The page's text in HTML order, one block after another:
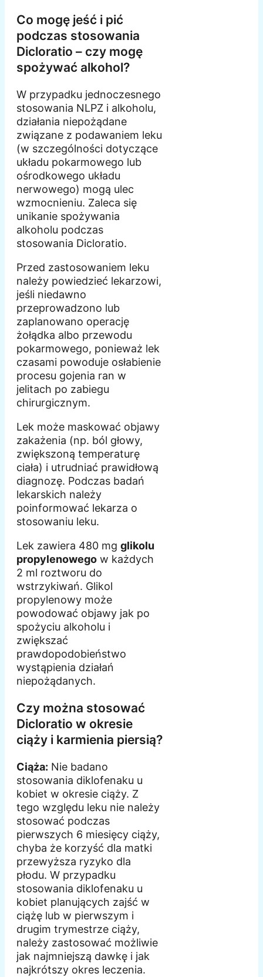
Co mogę jeść i pić
podczas stosowania
Dicloratio – czy mogę
spożywać alkohol?
W przypadku jednoczesnego
stosowania NLPZ i alkoholu,
działania niepożądane
związane z podawaniem leku
(w szczególności dotyczące
układu pokarmowego lub
ośrodkowego układu
nerwowego) mogą ulec
wzmocnieniu. Zaleca się
unikanie spożywania
alkoholu podczas
stosowania Dicloratio.
Przed zastosowaniem leku
należy powiedzieć lekarzowi,
jeśli niedawno
przeprowadzono lub
zaplanowano operację
żołądka albo przewodu
pokarmowego, ponieważ lek
czasami powoduje osłabienie
procesu gojenia ran w
jelitach po zabiegu
chirurgicznym.
Lek może maskować objawy
zakażenia (np. ból głowy,
zwiększoną temperaturę
ciała) i utrudniać prawidłową
diagnozę. Podczas badań
lekarskich należy
poinformować lekarza o
stosowaniu leku.
Lek zawiera 480 mg glikolu
propylenowego w każdych
2 ml roztworu do
wstrzykiwań. Glikol
propylenowy może
powodować objawy jak po
spożyciu alkoholu i
zwiększać
prawdopodobieństwo
wystąpienia działań
niepożądanych.
Czy można stosować
Dicloratio w okresie
ciąży i karmienia piersią?
Ciąża: Nie badano
stosowania diklofenaku u
kobiet w okresie ciąży. Z
tego względu leku nie należy
stosować podczas
pierwszych 6 miesięcy ciąży,
chyba że korzyść dla matki
przewyższa ryzyko dla
płodu. W przypadku
stosowania diklofenaku u
kobiet planujących zajść w
ciążę lub w pierwszym i
drugim trymestrze ciąży,
należy zastosować możliwie
jak najmniejszą dawkę i jak
najkrótszy okres leczenia.